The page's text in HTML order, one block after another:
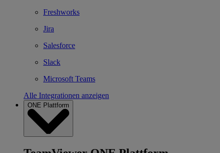
Freshworks
Jira
Salesforce
Slack
Microsoft Teams
Alle Integrationen anzeigen
ONE Plattform